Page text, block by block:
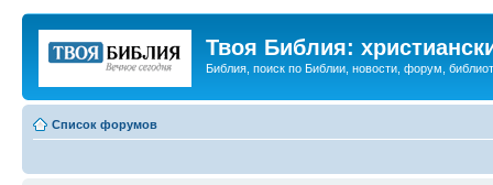
Твоя Библия:
Библия, поиск по Библии, новости, форум,
Список форумов